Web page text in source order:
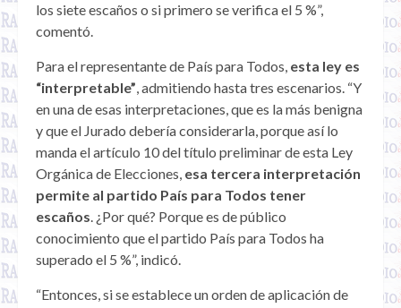
los siete escaños o si primero se verifica el 5 %”,
comentó.
Para el representante de País para Todos, esta ley es
“interpretable” , admitiendo hasta tres escenarios. “Y
en una de esas interpretaciones, que es la más benigna
y que el Jurado debería considerarla, porque así lo
manda el artículo 10 del título preliminar de esta Ley
Orgánica de Elecciones, esa tercera interpretación
permite al partido País para Todos tener
escaños . ¿Por qué? Porque es de público
conocimiento que el partido País para Todos ha
superado el 5 %”, indicó.
“Entonces, si se establece un orden de aplicación de